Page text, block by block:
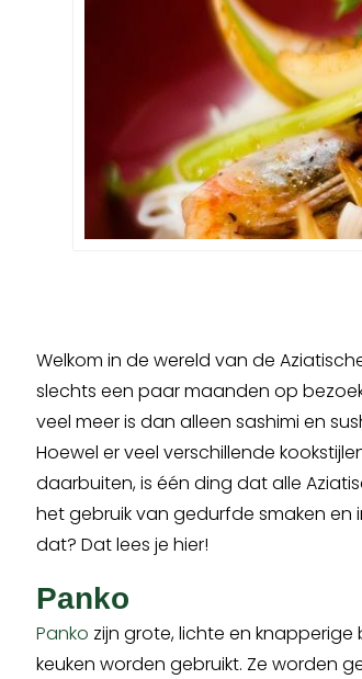
Welkom in de wereld van de
slechts een paar maanden op
veel meer is dan alleen sashimi en
Hoewel er veel verschillende
daarbuiten, is één ding dat alle
het gebruik van gedurfde smaken en
dat? Dat lees je hier!
Panko
Panko zijn grote, lichte en
keuken worden gebruikt. Ze worden